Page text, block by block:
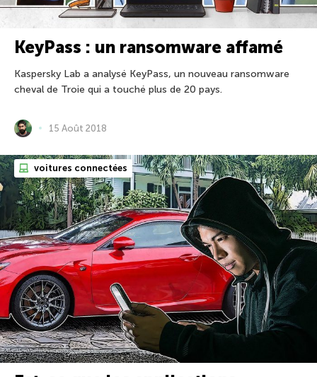
KeyPass : un ransomware affamé
Kaspersky Lab a analysé KeyPass, un nouveau ransomware
cheval de Troie qui a touché plus de 20 pays.
15 Août 2018
voitures connectées